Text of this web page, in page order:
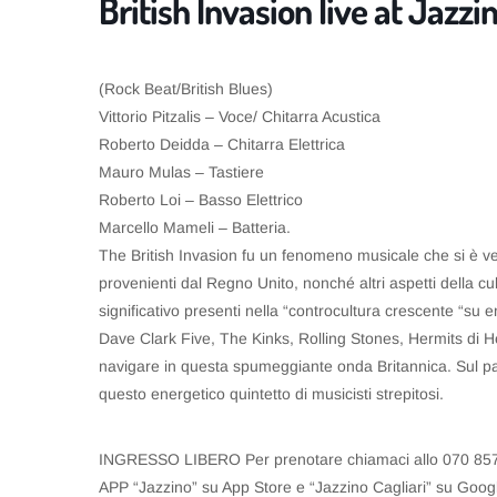
British Invasion live at
(Rock Beat/British Blues)
Vittorio Pitzalis – Voce/ Chitarra Acustica
Roberto Deidda – Chitarra Elettrica
Mauro Mulas – Tastiere
Roberto Loi – Basso Elettrico
Marcello Mameli – Batteria.
The British Invasion fu un fenomeno musicale che si è
provenienti dal Regno Unito, nonché altri aspetti della
significativo presenti nella “controcultura crescente “su
Dave Clark Five, The Kinks, Rolling Stones, Hermits di
navigare in questa spumeggiante onda Britannica. Sul
questo energetico quintetto di musicisti strepitosi.
INGRESSO LIBERO Per prenotare chiamaci allo 070
APP “Jazzino” su App Store e “Jazzino Cagliari” su